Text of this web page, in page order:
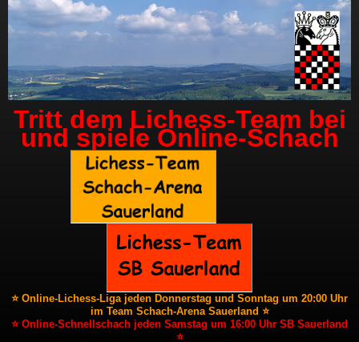
Tritt dem Lichess-Team bei
und spiele Online-Schach
⭐ Online-Lichess-Liga jeden Donnerstag und Sonntag um 20:00 Uhr
im Team Schach-Arena Sauerland ⭐
⭐ Online-Schnellschach jeden Samstag um 16:00 Uhr SB Sauerland
⭐